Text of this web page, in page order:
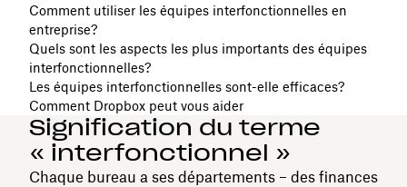
Comment utiliser les équipes interfonctionnelles en
entreprise?
Quels sont les aspects les plus importants des équipes
interfonctionnelles?
Les équipes interfonctionnelles sont-elle efficaces?
Comment Dropbox peut vous aider
Signification du terme
« interfonctionnel »
Chaque bureau a ses départements – des finances